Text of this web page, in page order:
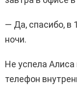
— Да, спасибо, в
ночи.
Не успела Алиса
телефон